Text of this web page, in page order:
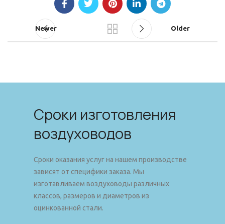
Newer Older
Сроки изготовления
воздуховодов
Сроки оказания услуг на нашем производстве
зависят от специфики заказа. Мы
изготавливаем воздуховоды различных
классов, размеров и диаметров из
оцинкованной стали.